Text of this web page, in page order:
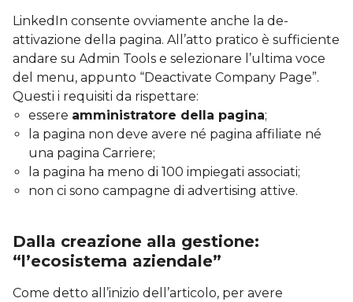
LinkedIn consente ovviamente anche la de-
attivazione della pagina. All’atto pratico è sufficiente
andare su Admin Tools e selezionare l’ultima voce
del menu, appunto “Deactivate Company Page”.
Questi i requisiti da rispettare:
essere amministratore della pagina;
la pagina non deve avere né pagina affiliate né
una pagina Carriere;
la pagina ha meno di 100 impiegati associati;
non ci sono campagne di advertising attive.
Dalla creazione alla gestione:
“l’ecosistema aziendale”
Come detto all’inizio dell’articolo, per avere